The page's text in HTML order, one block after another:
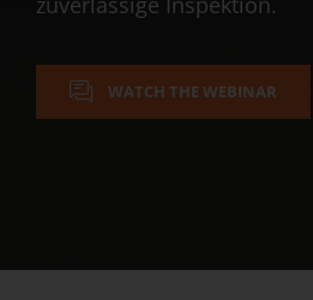
WATCH THE WEBINAR